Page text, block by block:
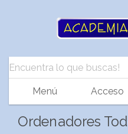
Menú Acceso
Ordenadores